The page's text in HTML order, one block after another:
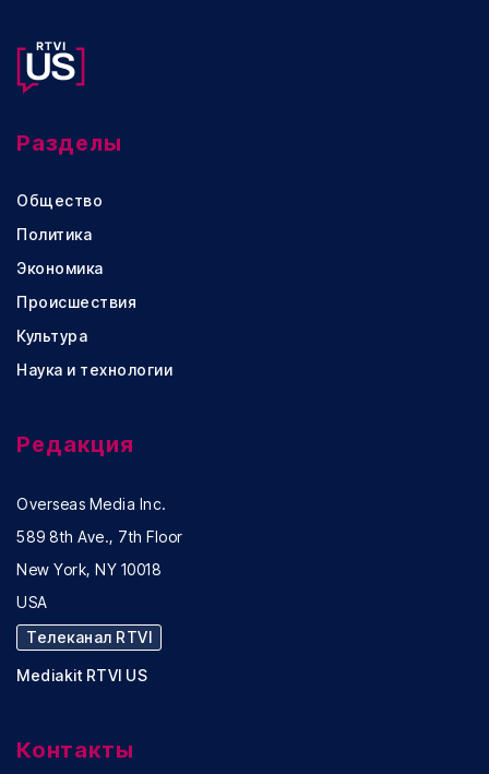
Разделы
Общество
Политика
Экономика
Происшествия
Культура
Наука и технологии
Редакция
Overseas Media Inc.
589 8th Ave., 7th Floor
New York, NY 10018
USA
Телеканал RTVI
Mediakit RTVI US
Контакты